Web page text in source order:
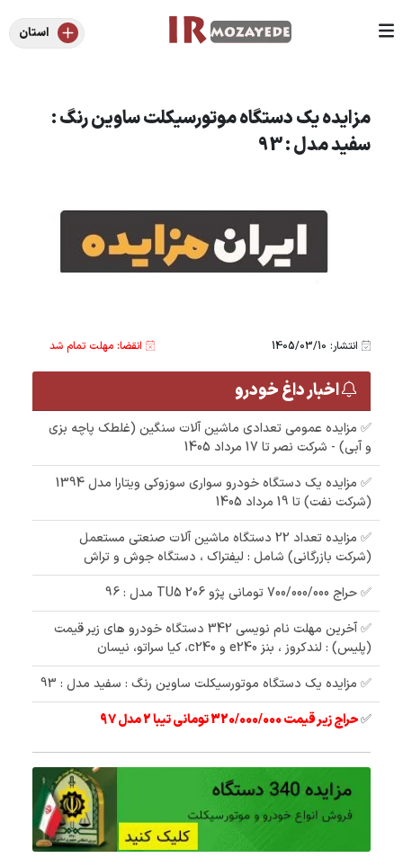
استان
مزایده یک دستگاه موتورسیکلت ساوین رنگ :
سفید مدل : 93
انتشار: 1405/03/10 انقضا: مهلت تمام شد
اخبار داغ خودرو
✅ مزایده عمومی تعدادی ماشین آلات سنگین (غلطک پاچه بزی
و آبی) - شرکت نصر تا 17 مرداد 1405
✅ مزایده یک دستگاه خودرو سواری سوزوکی ویتارا مدل 1394
(شرکت نفت) تا 19 مرداد 1405
✅ مزایده تعداد 22 دستگاه ماشین آلات صنعتی مستعمل
(شرکت بازرگانی) شامل : لیفتراک ، دستگاه جوش و تراش
✅ حراج 700/000/000 تومانی پژو 206 TU5 مدل : 96
✅ آخرین مهلت نام نویسی 342 دستگاه خودرو های زیر قیمت
(پلیس) : لندکروز ، بنز e240 و c240، کیا سراتو، نیسان
✅ مزایده یک دستگاه موتورسیکلت ساوین رنگ : سفید مدل : 93
✅حراج زیر قیمت 320/000/000 تومانی تیبا 2 مدل 97